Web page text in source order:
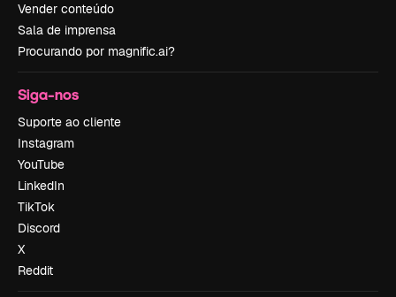
Vender conteúdo
Sala de imprensa
Procurando por magnific.ai?
Siga-nos
Suporte ao cliente
Instagram
YouTube
LinkedIn
TikTok
Discord
X
Reddit